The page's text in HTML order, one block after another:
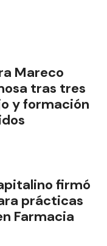
Mareco
tras tres
y formación
firmó
prácticas
Farmacia